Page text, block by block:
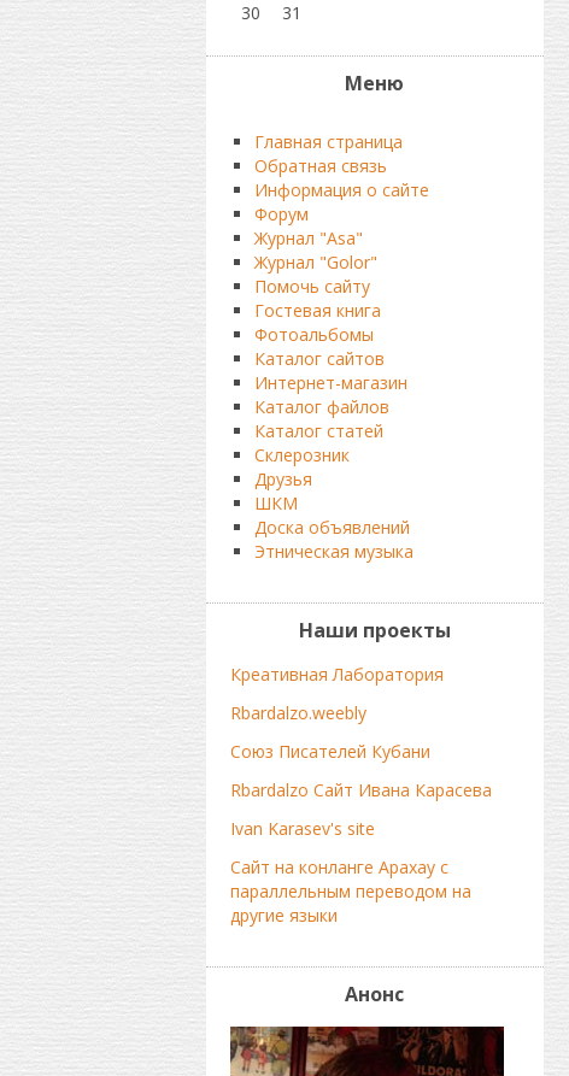
30
31
Меню
Главная страница
Обратная связь
Информация о сайте
Форум
Журнал "Asa"
Журнал "Golor"
Помочь сайту
Гостевая книга
Фотоальбомы
Каталог сайтов
Интернет-магазин
Каталог файлов
Каталог статей
Склерозник
Друзья
ШКМ
Доска объявлений
Этническая музыка
Наши проекты
Креативная Лаборатория
Rbardalzo.weebly
Союз Писателей Кубани
Rbardalzo Сайт Ивана Карасева
Ivan Karasev's site
Сайт на конланге Арахау с
параллельным переводом на
другие языки
Анонс